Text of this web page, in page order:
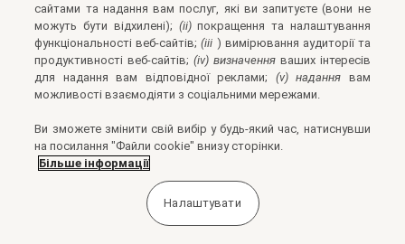
сайтами та надання вам послуг, які ви запитуєте (вони не
можуть бути відхилені); (ii)покращення та налаштування
функціональності веб-сайтів;(iii ) вимірювання аудиторії та
продуктивності веб-сайтів;(iv) визначенняваших інтересів
для надання вам відповідної реклами; (v) надання вам
можливості взаємодіяти з соціальними мережами.
Ви зможете змінити свій вибір у будь-який час, натиснувши
на посилання "Файли cookie" внизу сторінки.
Більше інформації
Налаштувати